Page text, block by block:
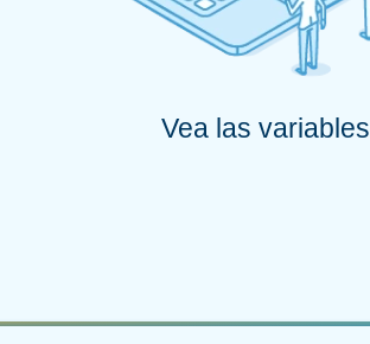
Vea las variables